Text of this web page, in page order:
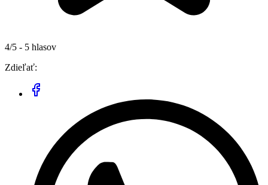
4/5 - 5 hlasov
Zdieľať: